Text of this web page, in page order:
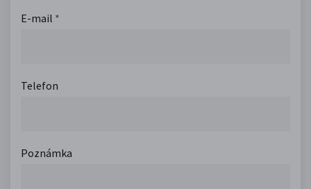
E-mail *
Telefon
Poznámka